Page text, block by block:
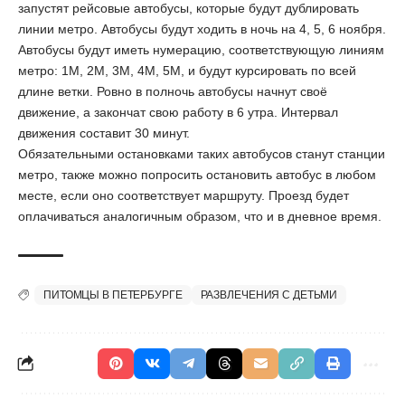
запустят рейсовые автобусы, которые будут дублировать
линии метро. Автобусы будут ходить в ночь на 4, 5, 6 ноября.
Автобусы будут иметь нумерацию, соответствующую линиям
метро: 1М, 2М, 3М, 4М, 5М, и будут курсировать по всей
длине ветки. Ровно в полночь автобусы начнут своё
движение, а закончат свою работу в 6 утра. Интервал
движения составит 30 минут.
Обязательными остановками таких автобусов станут станции
метро, также можно попросить остановить автобус в любом
месте, если оно соответствует маршруту. Проезд будет
оплачиваться аналогичным образом, что и в дневное время.
ПИТОМЦЫ В ПЕТЕРБУРГЕ РАЗВЛЕЧЕНИЯ С ДЕТЬМИ